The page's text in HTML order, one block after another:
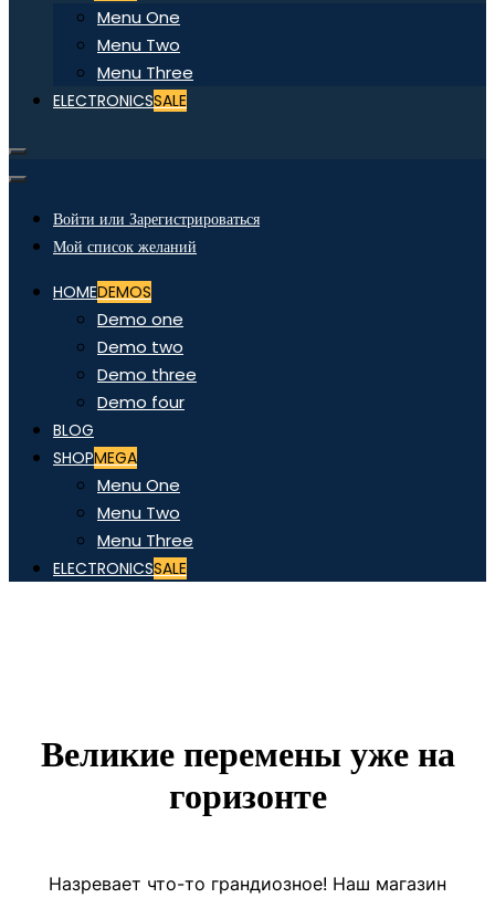
Menu One
Menu Two
Menu Three
ELECTRONICSSALE
Войти или Зарегистрироваться
Мой список желаний
HOMEDEMOS
Demo one
Demo two
Demo three
Demo four
BLOG
SHOPMEGA
Menu One
Menu Two
Menu Three
ELECTRONICSSALE
Великие перемены уже на
горизонте
Назревает что-то грандиозное! Наш магазин